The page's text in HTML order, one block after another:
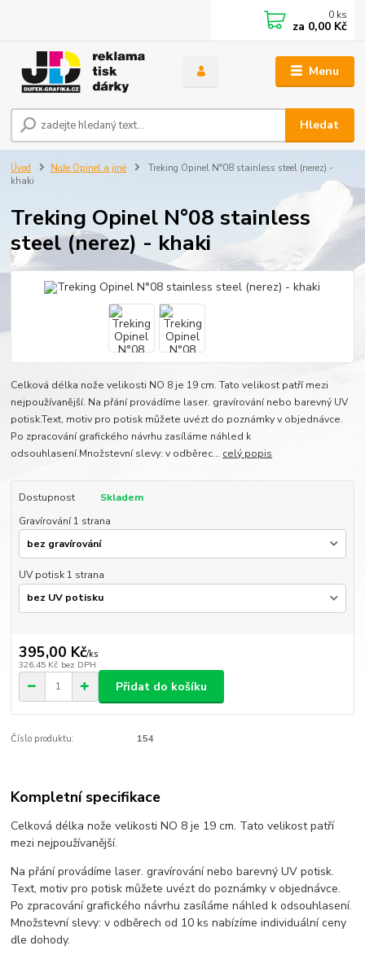
Menu
Hledat
0 ks
za 0,00 Kč
Úvod Nože Opinel a jiné
Treking Opinel N°08 stainless steel (nerez) -
khaki
Treking Opinel N°08 stainless
steel (nerez) - khaki
Celková délka nože velikosti NO 8 je 19 cm. Tato velikost patří mezi
nejpoužívanější. Na přání provádíme laser. gravírování nebo barevný UV
potisk.Text, motiv pro potisk můžete uvézt do poznámky v objednávce.
Po zpracování grafického návrhu zasíláme náhled k
odsouhlasení.Množstevní slevy: v odběrec... celý popis
Dostupnost
Skladem
Gravírování 1 strana
UV potisk 1 strana
395,00 Kč/ks
326,45 Kč bez DPH
Přidat do košíku
Číslo produktu: 154
Kompletní specifikace
Celková délka nože velikosti NO 8 je 19 cm. Tato velikost patří
mezi nejpoužívanější.
Na přání provádíme laser. gravírování nebo barevný UV potisk.
Text, motiv pro potisk můžete uvézt do poznámky v objednávce.
Po zpracování grafického návrhu zasíláme náhled k odsouhlasení.
Množstevní slevy: v odběrech od 10 ks nabízíme individuální ceny
dle dohody.